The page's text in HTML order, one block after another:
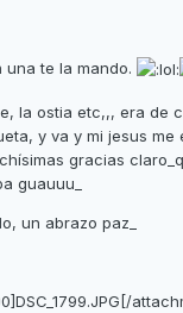
una te la mando.
la ostia etc,,, era de
y va y mi jesus me
gracias
guauuu_
un abrazo paz_